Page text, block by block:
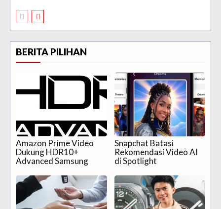
BERITA PILIHAN
Amazon Prime Video
Dukung HDR10+
Advanced Samsung
Snapchat Batasi
Rekomendasi Video AI
di Spotlight